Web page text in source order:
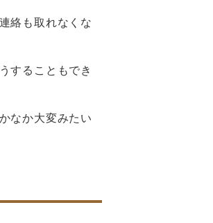
絡も取れなくな
することもでき
なか大変みたい